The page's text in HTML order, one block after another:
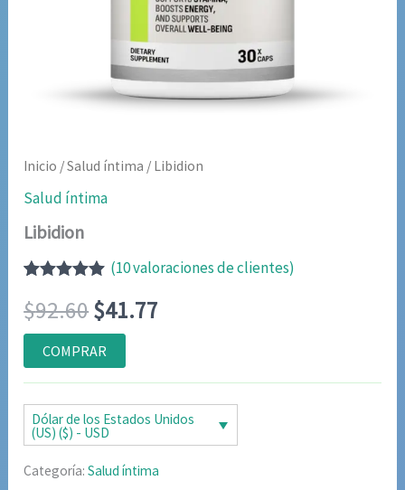
Inicio /Salud íntima / Libidion
Salud íntima
Libidion
con4.89de
5 en base a
valoraciones
de clientes
(10valoraciones de clientes)
$92.60El
precio
original
era:
$92.60.
$41.77
actual
es:
$41.77.
COMPRAR
Dólar de los Estados Unidos
(US) ($) - USD
Categoría:Salud íntima